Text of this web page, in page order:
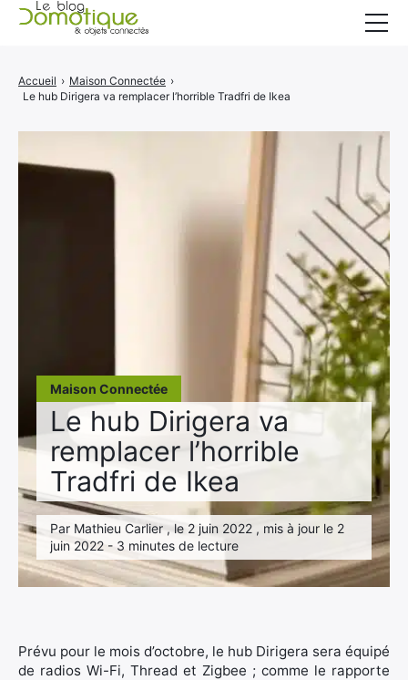
Maison Connectée
Le hub Dirigera va
remplacer l’horrible
Tradfri de Ikea
Par Mathieu Carlier , le 2 juin 2022 , mis à jour le 2
juin 2022 - 3 minutes de lecture
Accueil › Maison Connectée ›
Le hub Dirigera va remplacer l’horrible Tradfri de Ikea
Prévu pour le mois d’octobre, le hub Dirigera sera équipé
de radios Wi-Fi, Thread et Zigbee ; comme le rapporte
Catégories